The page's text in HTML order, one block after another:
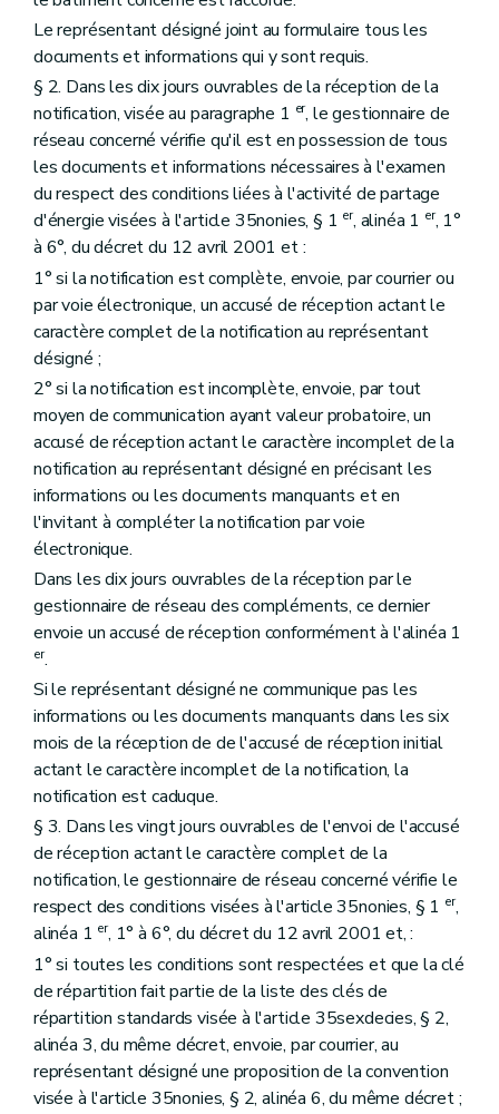
Le représentant désigné joint au formulaire tous les
documents et informations qui y sont requis.
§ 2. Dans les dix jours ouvrables de la réception de la
notification, visée au paragraphe 1 er, le gestionnaire de
réseau concerné vérifie qu'il est en possession de tous
les documents et informations nécessaires à l'examen
du respect des conditions liées à l'activité de partage
d'énergie visées à l'article 35nonies, § 1 er, alinéa 1 er, 1°
à 6°, du décret du 12 avril 2001 et :
1° si la notification est complète, envoie, par courrier ou
par voie électronique, un accusé de réception actant le
caractère complet de la notification au représentant
désigné ;
2° si la notification est incomplète, envoie, par tout
moyen de communication ayant valeur probatoire, un
accusé de réception actant le caractère incomplet de la
notification au représentant désigné en précisant les
informations ou les documents manquants et en
l'invitant à compléter la notification par voie
électronique.
Dans les dix jours ouvrables de la réception par le
gestionnaire de réseau des compléments, ce dernier
envoie un accusé de réception conformément à l'alinéa 1
er.
Si le représentant désigné ne communique pas les
informations ou les documents manquants dans les six
mois de la réception de de l'accusé de réception initial
actant le caractère incomplet de la notification, la
notification est caduque.
§ 3. Dans les vingt jours ouvrables de l'envoi de l'accusé
de réception actant le caractère complet de la
notification, le gestionnaire de réseau concerné vérifie le
respect des conditions visées à l'article 35nonies, § 1 er,
alinéa 1 er, 1° à 6°, du décret du 12 avril 2001 et, :
1° si toutes les conditions sont respectées et que la clé
de répartition fait partie de la liste des clés de
répartition standards visée à l'article 35sexdecies, § 2,
alinéa 3, du même décret, envoie, par courrier, au
représentant désigné une proposition de la convention
visée à l'article 35nonies, § 2, alinéa 6, du même décret ;